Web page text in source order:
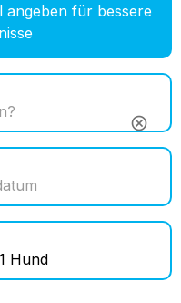
angeben für bessere
cancel
1 Hund